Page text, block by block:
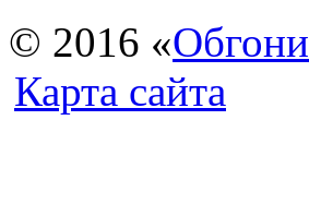
© 2016 «Обгони
Карта сайта